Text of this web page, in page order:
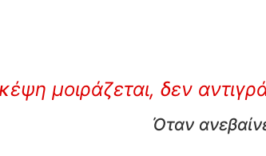
μοιράζεται, δεν
Όταν